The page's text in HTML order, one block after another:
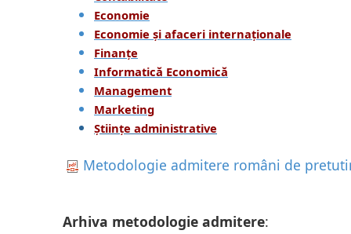
Economie
Economie și afaceri internaționale
Finanțe
Informatică Economică
Management
Marketing
Științe administrative
Metodologie admitere români de
Arhiva metodologie admitere: